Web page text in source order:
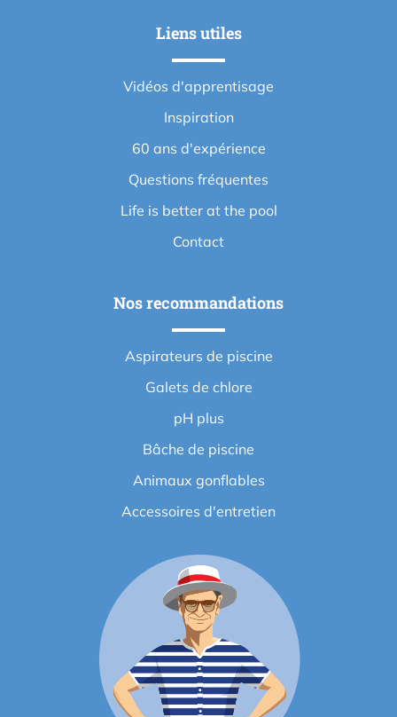
Liens utiles
Vidéos d'apprentisage
Inspiration
60 ans d'expérience
Questions fréquentes
Life is better at the pool
Contact
Nos recommandations
Aspirateurs de piscine
Galets de chlore
pH plus
Bâche de piscine
Animaux gonflables
Accessoires d'entretien